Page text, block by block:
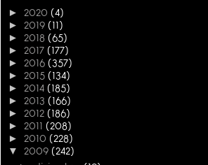
► 2020 (4)
► 2019 (11)
► 2018 (65)
► 2017 (177)
► 2016 (357)
► 2015 (134)
► 2014 (185)
► 2013 (166)
► 2012 (186)
► 2011 (208)
► 2010 (228)
▼ 2009 (242)